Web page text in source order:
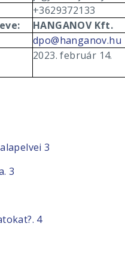
+3629372133
HANGANOV Kft.
dpo@hanganov.hu
2023. február 14.
3
3
4